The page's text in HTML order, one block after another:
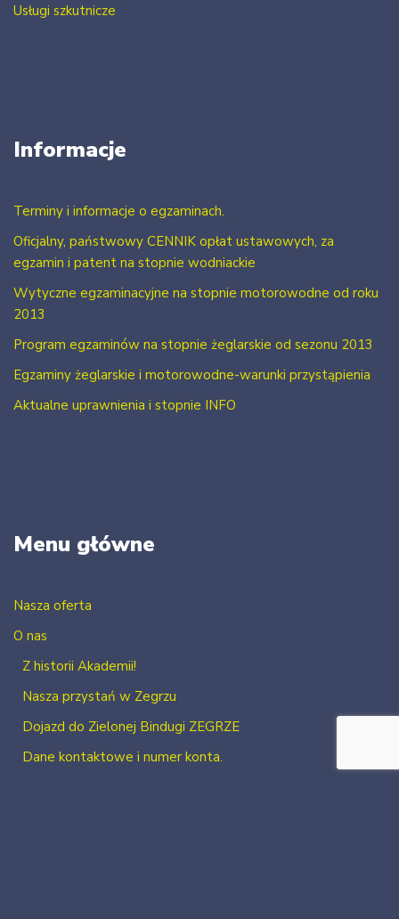
Usługi szkutnicze
Informacje
Terminy i informacje o egzaminach.
Oficjalny, państwowy CENNIK opłat ustawowych, za
egzamin i patent na stopnie wodniackie
Wytyczne egzaminacyjne na stopnie motorowodne od roku
2013
Program egzaminów na stopnie żeglarskie od sezonu 2013
Egzaminy żeglarskie i motorowodne-warunki przystąpienia
Aktualne uprawnienia i stopnie INFO
Menu główne
Nasza oferta
O nas
Z historii Akademii!
Nasza przystań w Zegrzu
Dojazd do Zielonej Bindugi ZEGRZE
Dane kontaktowe i numer konta.